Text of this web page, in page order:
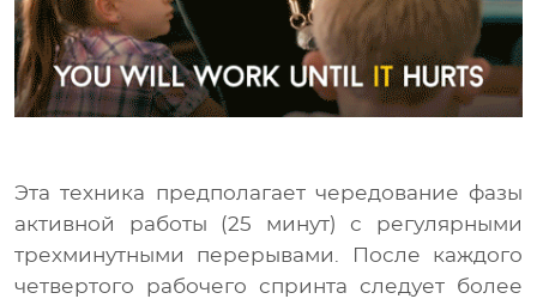
Эта техника предполагает чередование фазы
активной работы (25 минут) с регулярными
трехминутными перерывами. После каждого
четвертого рабочего спринта следует более